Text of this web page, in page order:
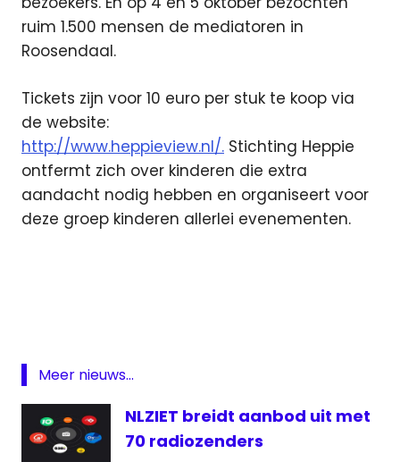
ruim 1.500 mensen de mediatoren in
Roosendaal.
Tickets zijn voor 10 euro per stuk te koop via
de website:
http://www.heppieview.nl/. Stichting Heppie
ontfermt zich over kinderen die extra
aandacht nodig hebben en organiseert voor
deze groep kinderen allerlei evenementen.
Loon
Zand
media
Meer nieuws...
NLZIET breidt aanbod uit met
70 radiozenders